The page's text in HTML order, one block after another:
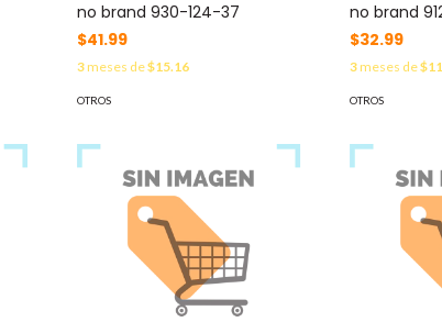
no brand 930-124-37
$41.99
3meses de$15.16
OTROS
no brand
$32.99
3meses de
OTROS